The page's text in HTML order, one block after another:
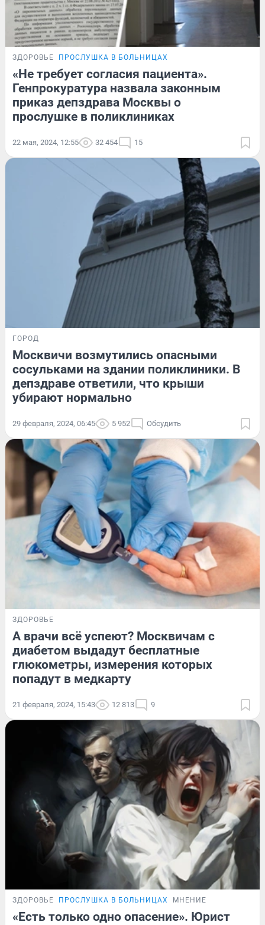
ЗДОРОВЬЕ ПРОСЛУШКА В БОЛЬНИЦАХ
«Не требует согласия пациента».
Генпрокуратура назвала законным
приказ депздрава Москвы о
прослушке в поликлиниках
22 мая, 2024, 12:55 32 454 15
ГОРОД
Москвичи возмутились опасными
сосульками на здании поликлиники. В
депздраве ответили, что крыши
убирают нормально
29 февраля, 2024, 06:45 5 952 Обсудить
ЗДОРОВЬЕ
А врачи всё успеют? Москвичам с
диабетом выдадут бесплатные
глюкометры, измерения которых
попадут в медкарту
21 февраля, 2024, 15:43 12 813 9
ЗДОРОВЬЕ ПРОСЛУШКА В БОЛЬНИЦАХ МНЕНИЕ
«Есть только одно опасение». Юрист